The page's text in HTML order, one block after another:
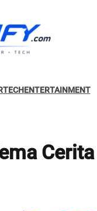
TECHENTERTAINMENT
Cerita